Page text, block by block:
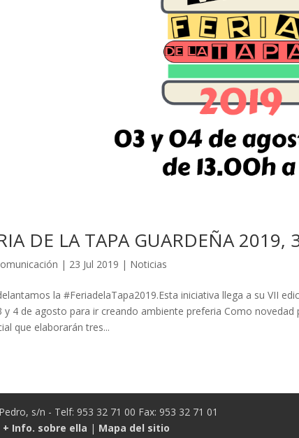
DE LA TAPA GUARDEÑA 2019,
| 23 Jul 2019 | Noticias
la #FeriadelaTapa2019.Esta iniciativa llega a su VII
y 4 de agosto para ir creando ambiente preferia Como
que elaborarán tres...
s/n - Telf: 953 32 71 00 Fax: 953 32 71 01
+ Info. sobre ella | Mapa del sitio